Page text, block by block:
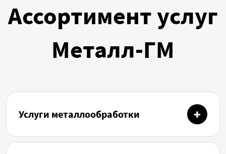
Ассортимент услуг
Металл-ГМ
Услуги металлообработки